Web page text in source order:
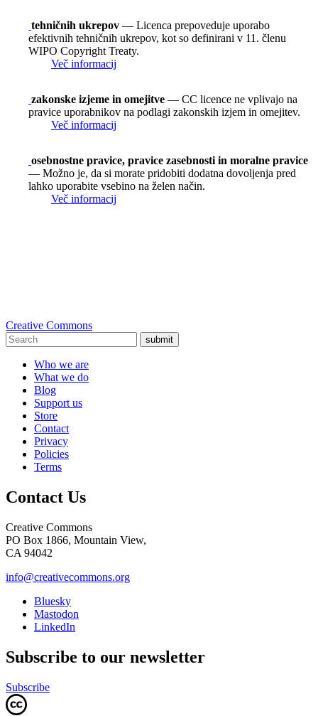
tehničnih ukrepov — Licenca prepoveduje uporabo
efektivnih tehničnih ukrepov, kot so definirani v 11. členu
WIPO Copyright Treaty.
Več informacij
zakonske izjeme in omejitve — CC licence ne vplivajo na
pravice uporabnikov na podlagi zakonskih izjem in omejitev.
Več informacij
osebnostne pravice, pravice zasebnosti in moralne pravice
— Možno je, da si morate pridobiti dodatna dovoljenja pred
lahko uporabite vsebino na želen način.
Več informacij
Creative Commons
submit
Who we are
What we do
Blog
Support us
Store
Contact
Privacy
Policies
Terms
Contact Us
Creative Commons
PO Box 1866, Mountain View,
CA 94042
info@creativecommons.org
Bluesky
Mastodon
LinkedIn
Subscribe to our newsletter
Subscribe